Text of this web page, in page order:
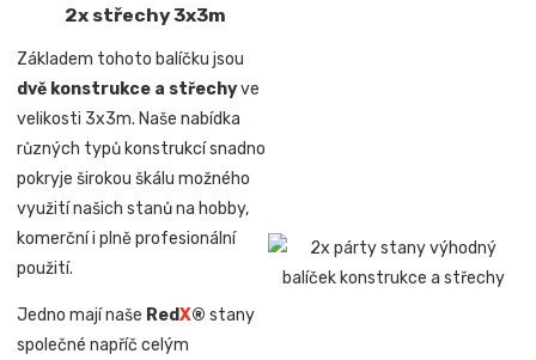
2x střechy 3x3m
Základem tohoto balíčku jsou
dvě konstrukce a střechyve
velikosti 3x3m. Naše nabídka
různých typů konstrukcí snadno
pokryje širokou škálu možného
využití našich stanů na hobby,
komerční i plně profesionální
použití.
Jedno mají naše RedX® stany
společné napříč celým